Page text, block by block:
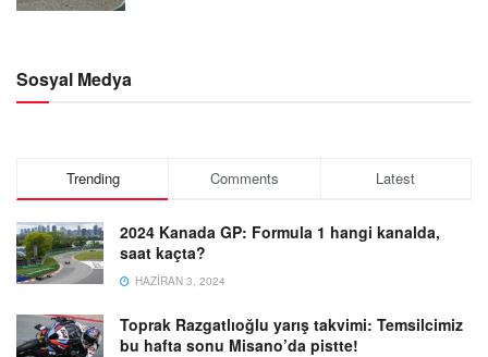
Sosyal Medya
Trending Comments Latest
2024 Kanada GP: Formula 1 hangi kanalda,
saat kaçta?
HAZIRAN 3, 2024
Toprak Razgatlıoğlu yarış takvimi: Temsilcimiz
bu hafta sonu Misano’da pistte!